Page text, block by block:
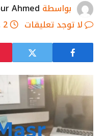
بواسطة Ahmed
لا توجد تعليقات
2 دقائق